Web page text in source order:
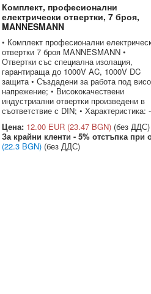
Комплект, професионални
електрически отвертки, 7 броя,
MANNESMANN
• Комплект професионални
отвертки 7 броя MANNESMANN •
Отвертки със специална изолация,
гарантираща до 1000V AC, 1000V DC
защита • Създадени за работа под
напрежение; • Висококачествени
индустриални отвертки произведени в
съответствие с DIN; •
Цена: 12.00 EUR (23.47 BGN) (без ДДС)
За крайни кленти - 5% отстъпка при
(22.3 BGN) (без ДДС)